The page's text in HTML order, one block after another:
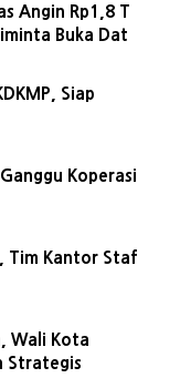
Angin Rp1,8 T
Buka Dat
Siap
Koperasi
Tim Kantor Staf
Wali Kota
Strategis